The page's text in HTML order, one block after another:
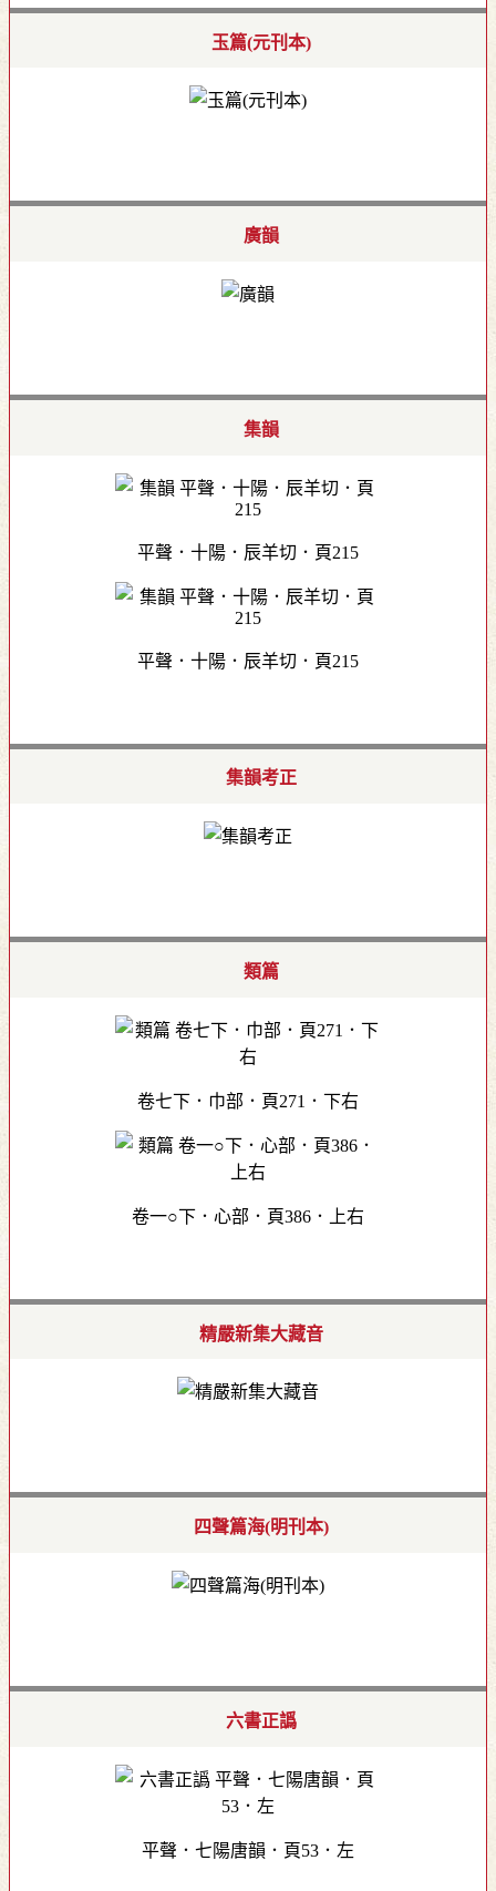
玉篇(元刊本)
廣韻
集韻
平聲．十陽．辰羊切．頁215
平聲．十陽．辰羊切．頁215
集韻考正
類篇
卷七下．巾部．頁271．下右
卷一○下．心部．頁386．上右
精嚴新集大藏音
四聲篇海(明刊本)
六書正譌
平聲．七陽唐韻．頁53．左